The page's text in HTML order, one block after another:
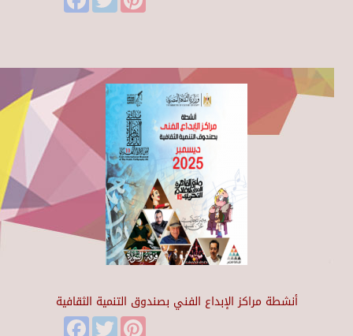
أنشطة مراكز الإبداع الفني بصندوق التنمية الثقافية
FacebookTwitter